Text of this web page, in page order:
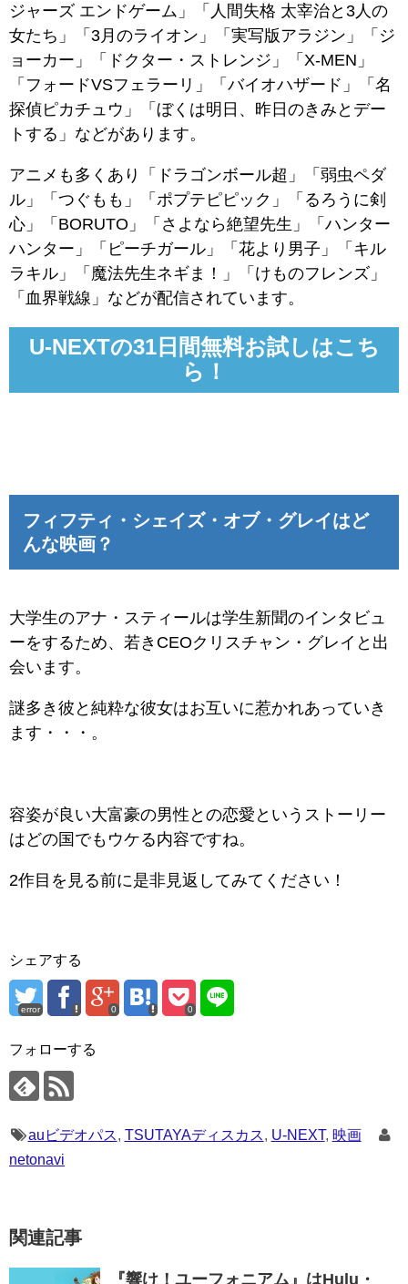
ジャーズ エンドゲーム」「人間失格 太宰治と3人の
女たち」「3月のライオン」「実写版アラジン」「ジ
ョーカー」「ドクター・ストレンジ」「X-MEN」
「フォードVSフェラーリ」「バイオハザード」「名
探偵ピカチュウ」「ぼくは明日、昨日のきみとデー
トする」などがあります。
アニメも多くあり「ドラゴンボール超」「弱虫ペダ
ル」「つぐもも」「ポプテピピック」「るろうに剣
心」「BORUTO」「さよなら絶望先生」「ハンター
ハンター」「ピーチガール」「花より男子」「キル
ラキル」「魔法先生ネギま！」「けものフレンズ」
「血界戦線」などが配信されています。
U-NEXTの31日間無料お試しはこち
ら！
フィフティ・シェイズ・オブ・グレイはど
んな映画？
大学生のアナ・スティールは学生新聞のインタビュ
ーをするため、若きCEOクリスチャン・グレイと出
会います。
謎多き彼と純粋な彼女はお互いに惹かれあっていき
ます・・・。
容姿が良い大富豪の男性との恋愛というストーリー
はどの国でもウケる内容ですね。
2作目を見る前に是非見返してみてください！
シェアする
error 0 0
フォローする
auビデオパス, TSUTAYAディスカス, U-NEXT, 映画
netonavi
関連記事
『響け！ユーフォニアム』はHulu・